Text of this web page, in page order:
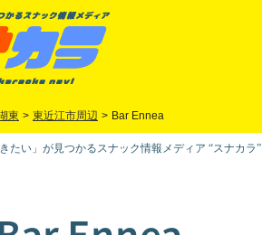
東 > 東近江市周辺 > Bar Ennea
きたい」が見つかるスナック情報メディア “スナカラ”